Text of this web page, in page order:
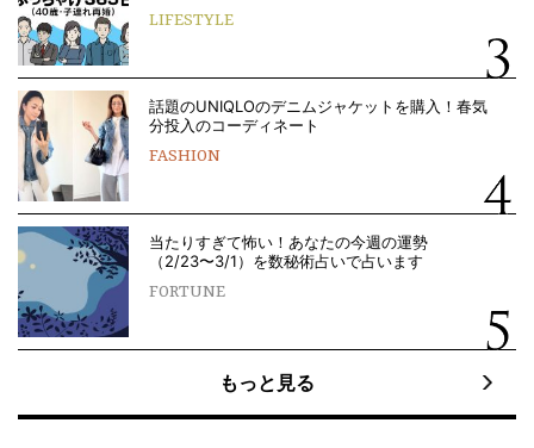
LIFESTYLE
話題のUNIQLOのデニムジャケットを購入！春気
分投入のコーディネート
FASHION
当たりすぎて怖い！あなたの今週の運勢
（2/23〜3/1）を数秘術占いで占います
FORTUNE
もっと見る